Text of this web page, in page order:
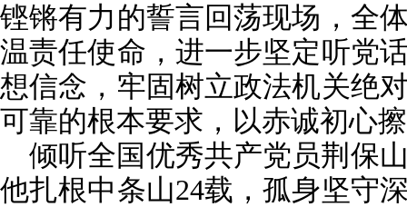
铿锵有力的誓言回荡现场，全
温责任使命，进一步坚定听党
想信念，牢固树立政法机关绝
可靠的根本要求，以赤诚初心
倾听全国优秀共产党员荆保
他扎根中条山24载，孤身坚守